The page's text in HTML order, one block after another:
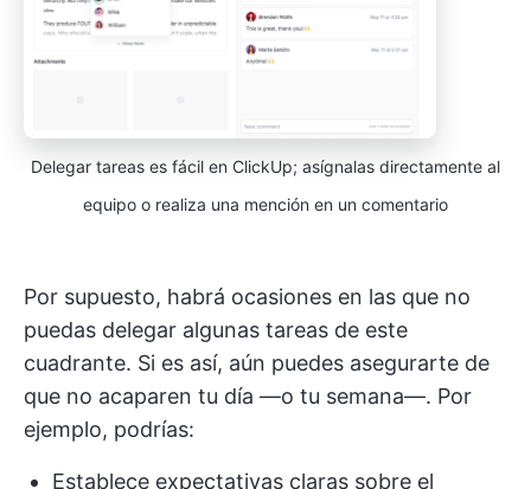
Delegar tareas es fácil en ClickUp; asígnalas directamente al
equipo o realiza una mención en un comentario
Por supuesto, habrá ocasiones en las que no
puedas delegar algunas tareas de este
cuadrante. Si es así, aún puedes asegurarte de
que no acaparen tu día —o tu semana—. Por
ejemplo, podrías:
Establece expectativas claras sobre el